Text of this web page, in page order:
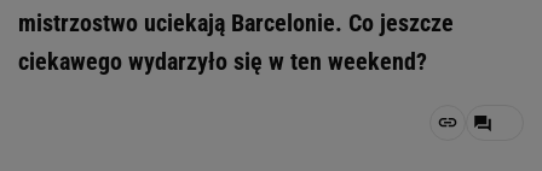
mistrzostwo uciekają Barcelonie. Co jeszcze
ciekawego wydarzyło się w ten weekend?